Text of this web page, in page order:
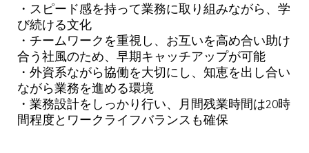
・スピード感を持って業務に取り組みながら、学
び続ける文化
・チームワークを重視し、お互いを高め合い助け
合う社風のため、早期キャッチアップが可能
・外資系ながら協働を大切にし、知恵を出し合い
ながら業務を進める環境
・業務設計をしっかり行い、月間残業時間は20時
間程度とワークライフバランスも確保